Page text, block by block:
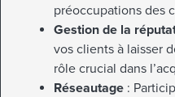
préoccupations des
Gestion de la
vos clients à laisser
rôle crucial dans
Réseautage :